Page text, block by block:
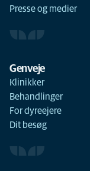
Presse og medier
Genveje
Klinikker
Behandlinger
For dyreejere
Dit besøg